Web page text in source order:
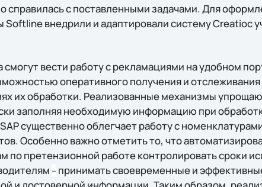
справилась с поставленными задачами. Для
внедрили и адаптировали систему Creatioс
вести работу с рекламациями на удобном
оперативного получения и отслеживания
их обработки. Реализованные механизмы
заполняя необходимую информацию при
существенно облегчает работу с
Особенно важно отметить то, что
по претензионной работе контролировать сроки
– принимать своевременные и